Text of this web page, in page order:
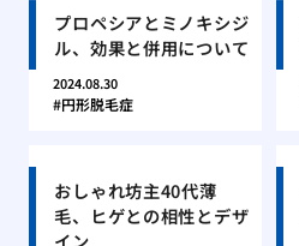
プロペシアとミノキシジ
ル、効果と併用について
2024.08.30
円形脱毛症
おしゃれ坊主40代薄
毛、ヒゲとの相性とデザ
イン